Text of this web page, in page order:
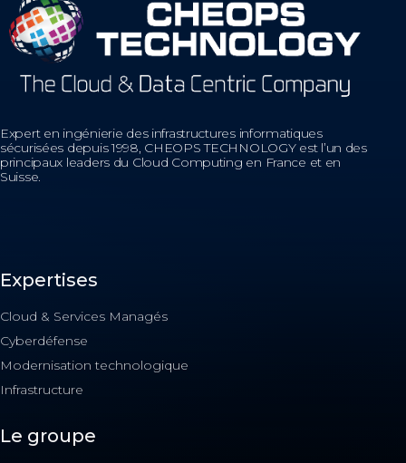
Expert en ingénierie des infrastructures informatiques
sécurisées depuis 1998, CHEOPS TECHNOLOGY est l’un des
principaux leaders du Cloud Computing en France et en
Suisse.
Expertises
Cloud & Services Managés
Cyberdéfense
Modernisation technologique
Infrastructure
Le groupe